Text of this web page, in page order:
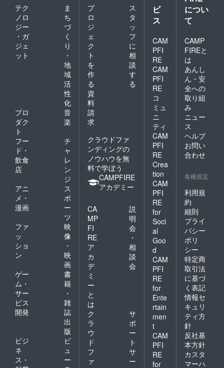
テク
ノロ
ジー
・ガ
ジェ
ット
ま
ち
づ
く
り
・
地
域
活
性
化
プロ
ダク
ト
音
楽
フー
ド・
飲食
店
チ
ャ
レ
ン
ジ
アニ
メ・
漫画
ス
ポ
ー
ツ
ファ
ッ
ショ
ン
映
像
・
映
画
ゲー
ム・
サー
ビス
開発
書
籍
・
雑
誌
出
版
ビジ
ネ
ス・
ビ
ュ
ー
プ
ロ
ジ
ェ
ク
ト
を
作
る
ス
タ
ッ
フ
に
相
談
す
る
資
料
請
求
クラウドファ
ンディングの
ノウハウを無
料で学ぼう
CAMPFIRE
アカデミー
CA
MP
FI
RE
ア
カ
デ
ミ
ー
と
は
説
明
会
・
相
談
会
ク
ラ
ウ
ド
フ
ァ
サ
ポ
ー
ト
サ
ー
ビ
ス
CAM
PFI
RE
CAM
PFI
RE
コ
ミュ
ニ
ティ
CAM
PFI
RE
Crea
tion
CAM
PFI
RE
for
Soci
al
Goo
d
CAM
PFI
RE
for
Ente
rtain
men
t
CAM
PFI
RE
for
につい
て
CAMP
FIREと
は
あんし
ん・安
全への
取り組
み
ニュー
ス
ヘルプ
お問い
合わせ
各種規定
利用規
約
細則
プライ
バシー
ポリ
シー
特定商
取引法
に基づ
く表記
情報セ
キュリ
ティ方
針
反社基
本方針
カスタ
マーハ